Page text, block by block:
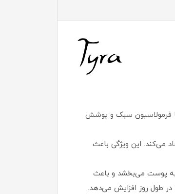
فرمولاسیون سبک و پوشش‌
می‌کند. این ویژگی باعث
به پوست می‌بخشد و باعث
در طول روز افزایش می‌دهد.